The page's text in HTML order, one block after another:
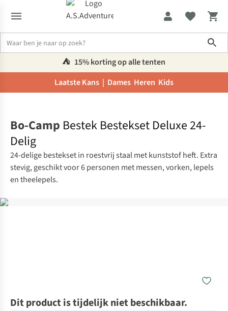
⛺️ 15% korting op alle tenten
Laatste Kans | Dames Heren Kids
Bo-Camp Bestek Bestekset Deluxe 24-
Delig
24-delige bestekset in roestvrij staal met kunststof heft. Extra
stevig, geschikt voor 6 personen met messen, vorken, lepels
en theelepels.
Dit product is tijdelijk niet beschikbaar.